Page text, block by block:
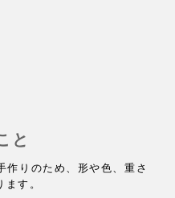
と
作りのため、 形や色、重さ
す。